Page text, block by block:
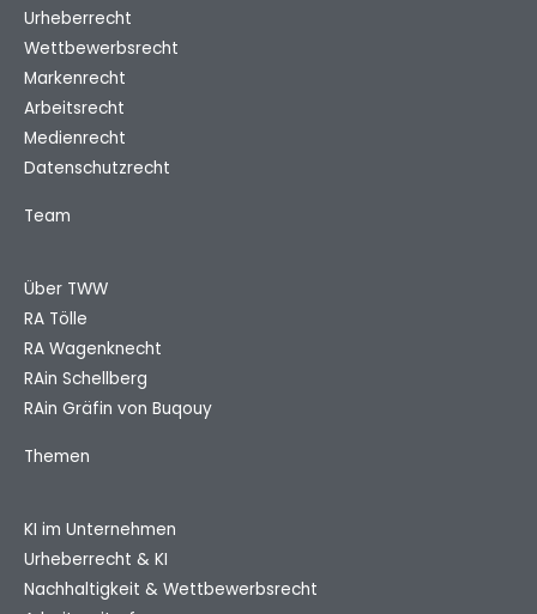
Urheberrecht
Wettbewerbsrecht
Markenrecht
Arbeitsrecht
Medienrecht
Datenschutzrecht
Team
Über TWW
RA Tölle
RA Wagenknecht
RAin Schellberg
RAin Gräfin von Buqouy
Themen
KI im Unternehmen
Urheberrecht & KI
Nachhaltigkeit & Wettbewerbsrecht